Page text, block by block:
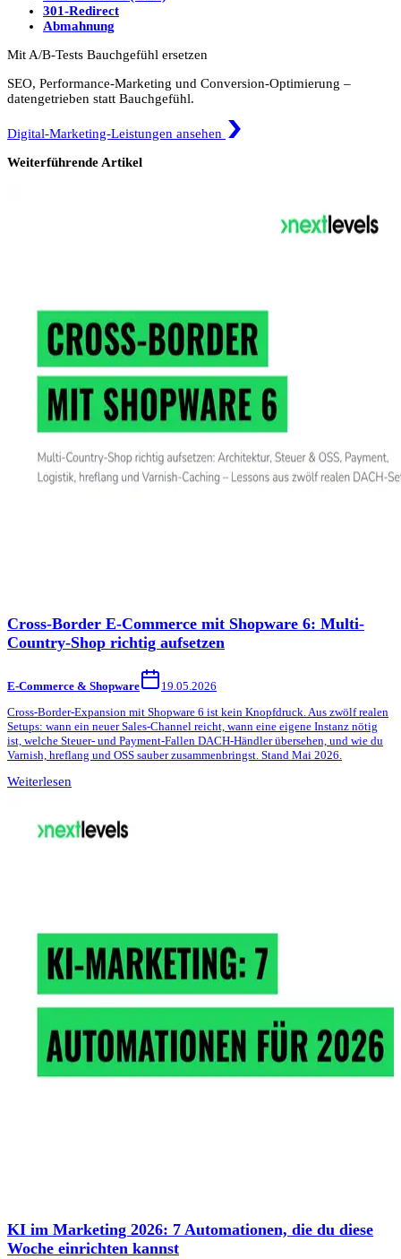
301-Redirect
Abmahnung
Mit A/B-Tests Bauchgefühl ersetzen
SEO, Performance-Marketing und Conversion-Optimierung –
datengetrieben statt Bauchgefühl.
Digital-Marketing-Leistungen ansehen
Weiterführende Artikel
Cross-Border E-Commerce mit Shopware 6: Multi-
Country-Shop richtig aufsetzen
E-Commerce & Shopware
19.05.2026
Cross-Border-Expansion mit Shopware 6 ist kein Knopfdruck. Aus zwölf realen
Setups: wann ein neuer Sales-Channel reicht, wann eine eigene Instanz nötig
ist, welche Steuer- und Payment-Fallen DACH-Händler übersehen, und wie du
Varnish, hreflang und OSS sauber zusammenbringst. Stand Mai 2026.
Weiterlesen
KI im Marketing 2026: 7 Automationen, die du diese
Woche einrichten kannst